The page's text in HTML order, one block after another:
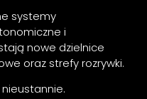
systemy
i
nowe dzielnice
oraz strefy rozrywki.